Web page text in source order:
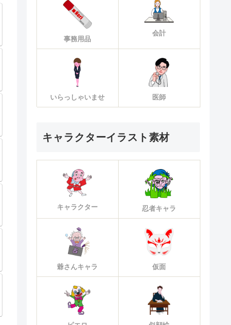
事務用品
会計
いらっしゃいませ 医師
キャラクターイラスト素材
キャラクター 忍者キャラ
爺さんキャラ 仮面